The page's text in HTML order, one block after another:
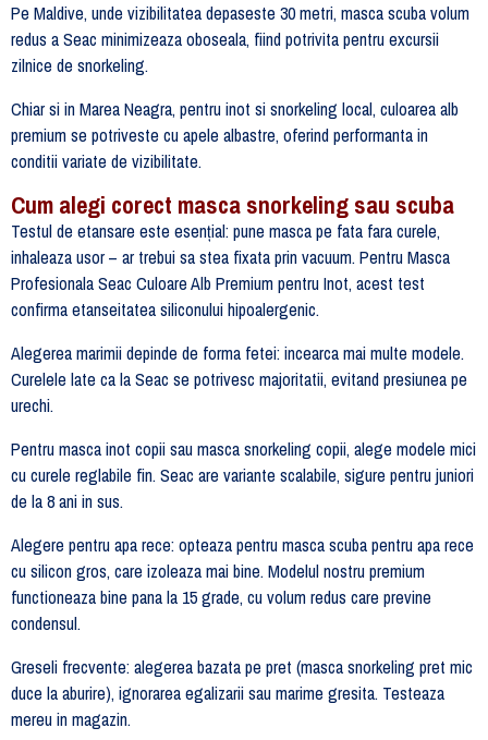
Pe Maldive, unde vizibilitatea depaseste 30 metri, masca scuba volum
redus a Seac minimizeaza oboseala, fiind potrivita pentru excursii
zilnice de snorkeling.
Chiar si in Marea Neagra, pentru inot si snorkeling local, culoarea alb
premium se potriveste cu apele albastre, oferind performanta in
conditii variate de vizibilitate.
Cum alegi corect masca snorkeling sau scuba
Testul de etansare este esențial: pune masca pe fata fara curele,
inhaleaza usor – ar trebui sa stea fixata prin vacuum. Pentru Masca
Profesionala Seac Culoare Alb Premium pentru Inot, acest test
confirma etanseitatea siliconului hipoalergenic.
Alegerea marimii depinde de forma fetei: incearca mai multe modele.
Curelele late ca la Seac se potrivesc majoritatii, evitand presiunea pe
urechi.
Pentru masca inot copii sau masca snorkeling copii, alege modele mici
cu curele reglabile fin. Seac are variante scalabile, sigure pentru juniori
de la 8 ani in sus.
Alegere pentru apa rece: opteaza pentru masca scuba pentru apa rece
cu silicon gros, care izoleaza mai bine. Modelul nostru premium
functioneaza bine pana la 15 grade, cu volum redus care previne
condensul.
Greseli frecvente: alegerea bazata pe pret (masca snorkeling pret mic
duce la aburire), ignorarea egalizarii sau marime gresita. Testeaza
mereu in magazin.